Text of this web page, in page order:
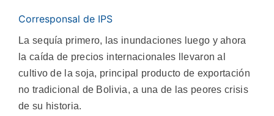
Corresponsal de IPS
La sequía primero, las inundaciones luego y ahora
la caída de precios internacionales llevaron al
cultivo de la soja, principal producto de exportación
no tradicional de Bolivia, a una de las peores crisis
de su historia.